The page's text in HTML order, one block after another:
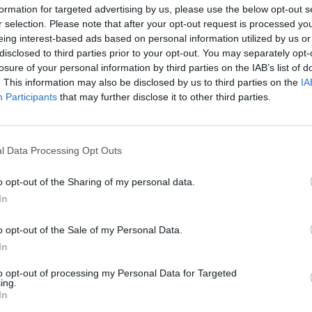
for targeted advertising by us, please use the below opt-out
selection. Please note that after your opt-out request is processed
interest-based ads based on personal information utilized by us
to third parties prior to your opt-out. You may separately
of your personal information by third parties on the IAB’s list of
This information may also be disclosed by us to third parties on the
Participants that may further disclose it to other third parties.
Data Processing Opt Outs
opt-out of the Sharing of my personal data.
opt-out of the Sale of my Personal Data.
opt-out of processing my Personal Data for Targeted
Materiał eksploatacyjny
Typ materiału eksploatacyjnego: Toner
Technologia druku: Laserowa
Kolor: Cyjan
Do 7000
Lexmark
Lexmark